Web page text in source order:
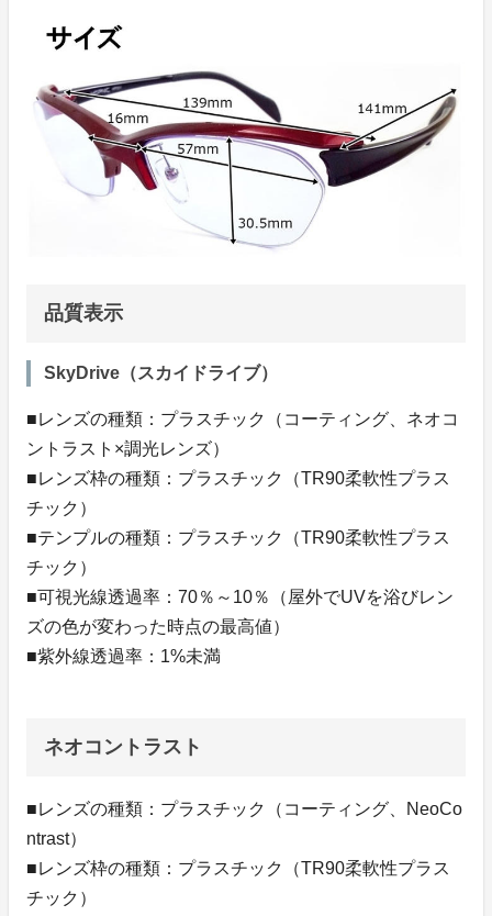
品質表示
SkyDrive（スカイドライブ）
■レンズの種類：プラスチック（コーティング、ネオコ
ントラスト×調光レンズ）
■レンズ枠の種類：プラスチック（TR90柔軟性プラス
チック）
■テンプルの種類：プラスチック（TR90柔軟性プラス
チック）
■可視光線透過率：70％～10％（屋外でUVを浴びレン
ズの色が変わった時点の最高値）
■紫外線透過率：1%未満
ネオコントラスト
■レンズの種類：プラスチック（コーティング、NeoCo
ntrast）
■レンズ枠の種類：プラスチック（TR90柔軟性プラス
チック）